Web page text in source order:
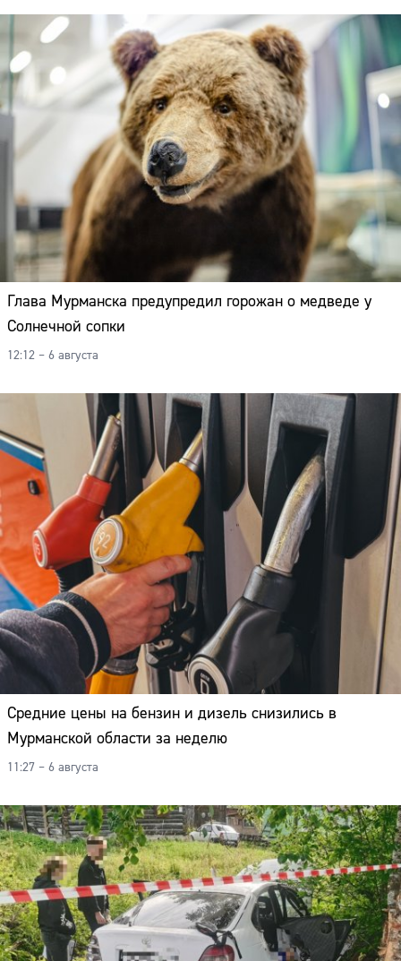
Глава Мурманска предупредил горожан о медведе у
Солнечной сопки
12:12 – 6 августа
Средние цены на бензин и дизель снизились в
Мурманской области за неделю
11:27 – 6 августа